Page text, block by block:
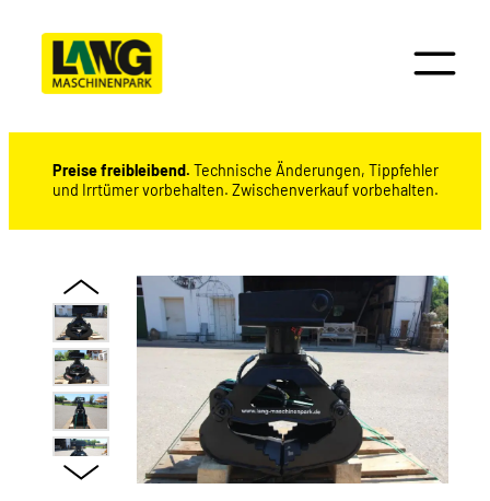
Preise freibleibend. Technische Änderungen, Tippfehler
und Irrtümer vorbehalten. Zwischenverkauf vorbehalten.